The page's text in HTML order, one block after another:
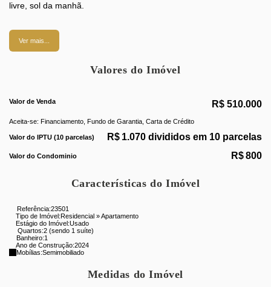
livre, sol da manhã.
composto:
- banheiro social
- cozinha com móveis planejados
- possibilidade de alugar vaga.
Prédio novo com infraestrutura e bem administrado.
- piscina
- salão gourmet
- salão de festas
- mercadinho
Ver mais...
Valores do Imóvel
R$ 510.000
Valor de Venda
Aceita-se: Financiamento, Fundo de Garantia, Carta de Crédito
Valor do IPTU (10 parcelas) R$ 1.070 divididos em 10 parcelas
Valor do Condominio R$800
Características do Imóvel
Referência:23501
Tipo de Imóvel:Residencial »Apartamento
Estágio do Imóvel:Usado
Quartos:2 (sendo 1 suíte)
Banheiro:1
Ano de Construção:2024
Mobílias:Semimobiliado
Medidas do Imóvel